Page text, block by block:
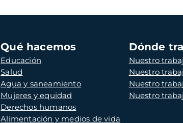
Qué hacemos
Educación
Salud
Agua y saneamiento
Mujeres y equidad
Derechos humanos
Alimentación y medios de vida
Dónde
Nuestro
Nuestro
Nuestro
Nuestro